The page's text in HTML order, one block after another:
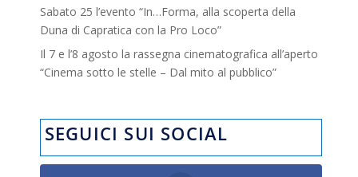
Sabato 25 l’evento “In…Forma, alla scoperta della
Duna di Capratica con la Pro Loco”
Il 7 e l’8 agosto la rassegna cinematografica all’aperto
“Cinema sotto le stelle – Dal mito al pubblico”
SEGUICI SUI SOCIAL